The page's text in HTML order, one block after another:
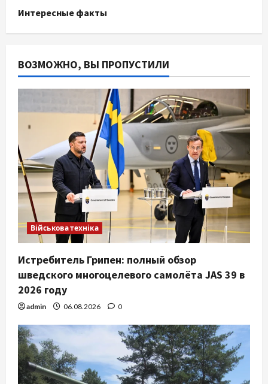
Интересные факты
ВОЗМОЖНО, ВЫ ПРОПУСТИЛИ
Військова техніка
Истребитель Грипен: полный обзор
шведского многоцелевого самолёта JAS 39 в
2026 году
admin 06.08.2026 0